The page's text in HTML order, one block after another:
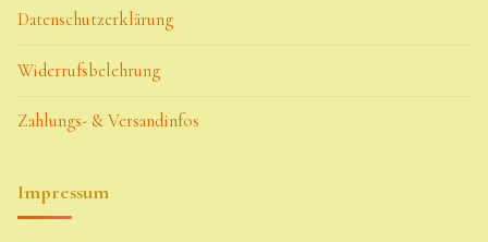
Datenschutzerklärung
Widerrufsbelehrung
Zahlungs- & Versandinfos
Impressum